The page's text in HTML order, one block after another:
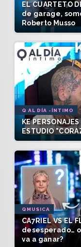
EL CUARTETO
de garage,
Roberto Musso
Q AL DÍA -ÍNTIMO
KE
ESTUDIO
QMUSICA
CA7RIEL VS EL
desesperado…
va a ganar?